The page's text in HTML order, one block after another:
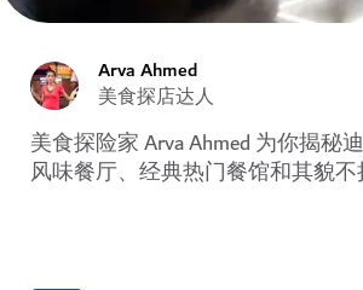
Arva Ahmed
美食探店达人
美食探险家 Arva Ahmed 为你揭秘
风味餐厅、经典热门餐馆和其貌不